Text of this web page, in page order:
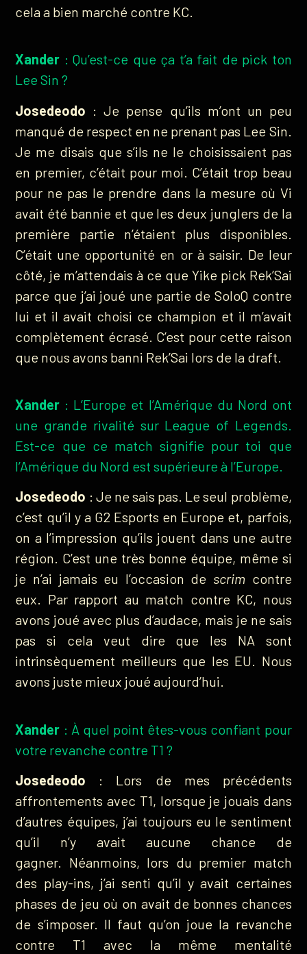
cela a bien marché contre KC.
Xander : Qu’est-ce que ça t’a fait de pick ton
Lee Sin ?
Josedeodo : Je pense qu’ils m’ont un peu
manqué de respect en ne prenant pas Lee Sin.
Je me disais que s’ils ne le choisissaient pas
en premier, c’était pour moi. C’était trop beau
pour ne pas le prendre dans la mesure où Vi
avait été bannie et que les deux junglers de la
première partie n’étaient plus disponibles.
C’était une opportunité en or à saisir. De leur
côté, je m’attendais à ce que Yike pick Rek’Sai
parce que j’ai joué une partie de SoloQ contre
lui et il avait choisi ce champion et il m’avait
complètement écrasé. C’est pour cette raison
que nous avons banni Rek’Sai lors de la draft.
Xander : L’Europe et l’Amérique du Nord ont
une grande rivalité sur League of Legends.
Est-ce que ce match signifie pour toi que
l’Amérique du Nord est supérieure à l’Europe.
Josedeodo : Je ne sais pas. Le seul problème,
c’est qu’il y a G2 Esports en Europe et, parfois,
on a l’impression qu’ils jouent dans une autre
région. C’est une très bonne équipe, même si
je n’ai jamais eu l’occasion de scrim contre
eux. Par rapport au match contre KC, nous
avons joué avec plus d’audace, mais je ne sais
pas si cela veut dire que les NA sont
intrinsèquement meilleurs que les EU. Nous
avons juste mieux joué aujourd’hui.
Xander : À quel point êtes-vous confiant pour
votre revanche contre T1 ?
Josedeodo : Lors de mes précédents
affrontements avec T1, lorsque je jouais dans
d’autres équipes, j’ai toujours eu le sentiment
qu’il n’y avait aucune chance de
gagner. Néanmoins, lors du premier match
des play-ins, j’ai senti qu’il y avait certaines
phases de jeu où on avait de bonnes chances
de s’imposer. Il faut qu’on joue la revanche
contre T1 avec la même mentalité